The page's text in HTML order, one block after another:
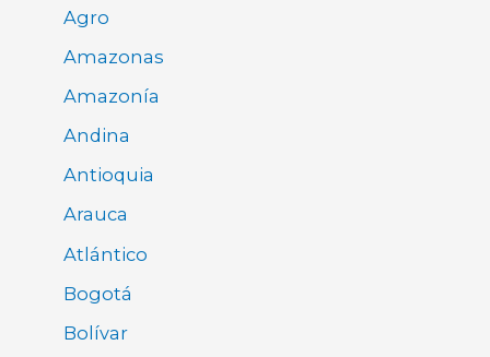
Agro
Amazonas
Amazonía
Andina
Antioquia
Arauca
Atlántico
Bogotá
Bolívar